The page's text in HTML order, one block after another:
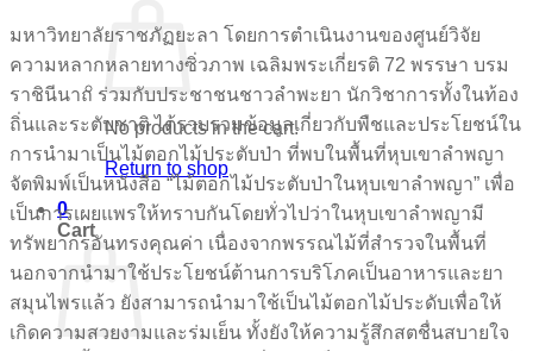
No products in the cart.
Return to shop
0
Cart
มหาวิทยาลัยราชภัฏยะลา โดยการตำเนินงานของศูนย์วิจัย
ความหลากหลายทางซิ่วภาพ เฉลิมพระเกี่ยรติ 72 พรรษา บรม
ราชินีนาถ ร่วมกับประชาชนชาวลำพะยา นักวิชาการทั้งในท้อง
ถิ่นและระตับชาติ ไต้รวบรวมข้อมูลเกี่ยวกับพืชและประโยชน์ใน
การนำมาเป็นไม้ตอกไม้ประตับป่า ที่พบในพื้นที่หุบเขาลำพญา
จัตพิมพ์เป็นหนังสือ “ไม้ตอกไม้ประตับป่าในหุบเขาลำพญา” เพื่อ
เป็นการเผยแพรให้ทราบกันโดยทั่วไปว่าในหุบเขาลำพญามี
ทรัพยากรอันทรงคุณค่า เนื่องจากพรรณไม้ที่สำรวจในพื้นที่
นอกจากนำมาใช้ประโยชน์ต้านการบริโภคเป็นอาหารและยา
สมุนไพรแล้ว ยังสามารถนำมาใช้เป็นไม้ตอกไม้ประดับเพื่อให้
เกิดความสวยงามและร่มเย็น ทั้งยังให้ความรู้สึกสตชื่นสบายใจ